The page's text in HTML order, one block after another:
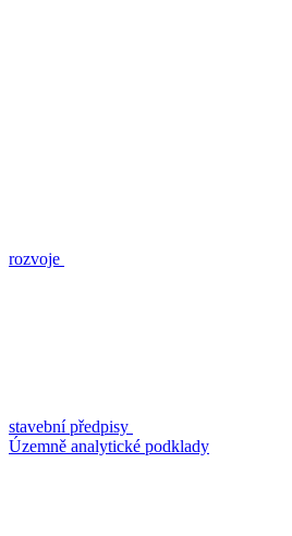
rozvoje
stavební předpisy
Územně analytické podklady